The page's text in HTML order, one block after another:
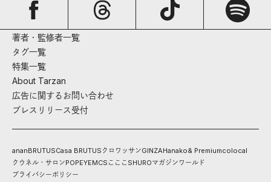
著者・監修者一覧
タグ一覧
特集一覧
About Tarzan
広告に関するお問い合わせ
プレスリリース受付
ananBRUTUSCasa BRUTUS クロワッサンGINZAHanako& Premiumcolocal
クウネル・サロンPOPEYEMCS こここ SHUROマガジンワールド
プライバシーポリシー